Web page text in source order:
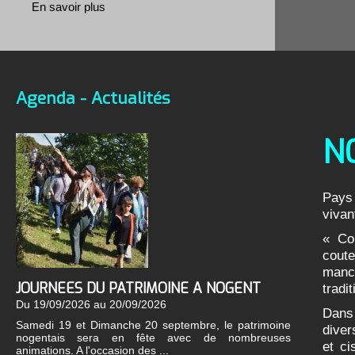
En savoir plus
MUSEE DE LA COUTELLERIE
"C'est un beau couteau... mais c'est un
Nogent ! " s'exclame le personnage de
Roubaud dans le film "La Bête Humaine" de
Jean Renoir (1938). C'est ...
En savoir plus
Agenda - Actualités
propose tout un programme de visites riches en
JOURNEES DU PATRIMOINE A NOGENT
Du 19/09/2026 au 20/09/2026
Samedi 19 et Dimanche 20 septembre, le patrimoine
nogentais sera en fête avec de nombreuses
animations. A l'occasion des ...
«
et